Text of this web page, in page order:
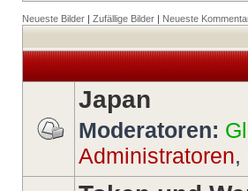
Neueste Bilder | Zufällige Bilder | Neueste
Japan
Moderatoren:
Administratoren,